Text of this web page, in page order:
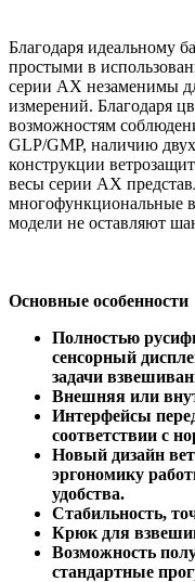
Благодаря идеальному
простыми в
серии АХ незаменимы
измерений. Благодаря
возможностям
GLP/GMP, наличию
конструкции
весы серии АХ
многофункциональные
модели не оставляют
Основные особенности
Полностью
сенсорный
задачи
Внешняя или
Интерфейсы
соответствии с
Новый дизайн
эргономику
удобства.
Стабильность,
Крюк для
Возможность
стандартные